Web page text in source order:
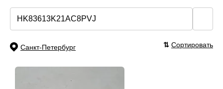
Санкт-Петербург ⇅ Сортировать